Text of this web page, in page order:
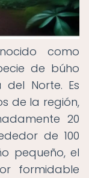
como
de búho
Norte. Es
de la región,
20
de 100
pequeño, el
formidable